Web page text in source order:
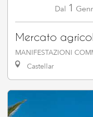
Dal 1
Mercato
MANIFESTAZIONI
Castellar